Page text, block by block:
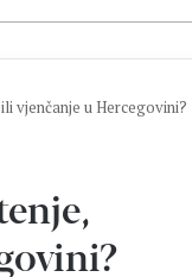
vjenčanje u Hercegovini?